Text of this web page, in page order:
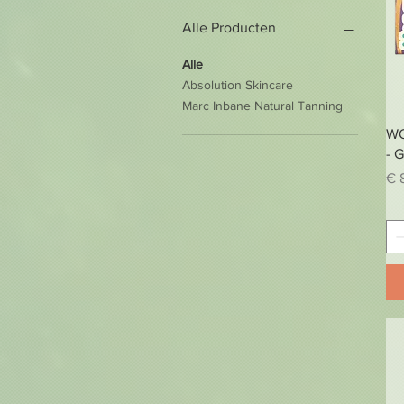
Alle Producten
Alle
Absolution Skincare
Marc Inbane Natural Tanning
-
€